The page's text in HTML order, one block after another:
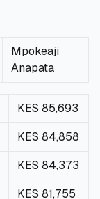
Mpokeaji
Anapata
KES 85,693
KES 84,858
KES 84,373
KES 81,755